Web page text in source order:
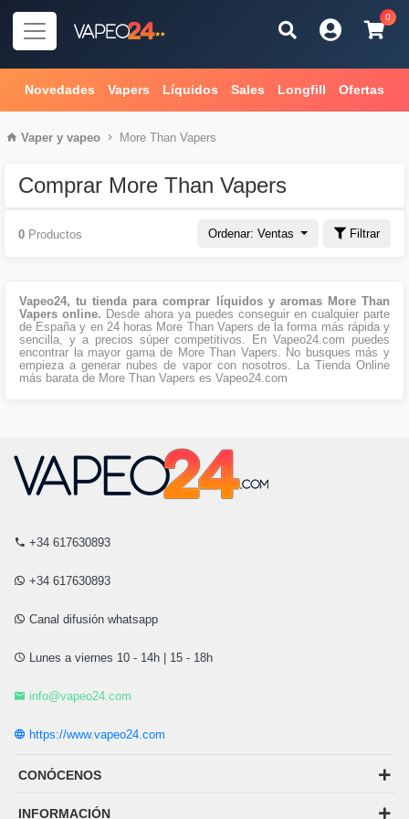
0
Novedades Vapers Líquidos Sales Longfill Ofertas
Vaper y vapeo More Than Vapers
Comprar More Than Vapers
Ordenar: Ventas Filtrar
0 Productos
Vapeo24, tu tienda para comprar líquidos y aromas More Than
Vapers online. Desde ahora ya puedes conseguir en cualquier parte
de España y en 24 horas More Than Vapers de la forma más rápida y
sencilla, y a precios súper competitivos. En Vapeo24.com puedes
encontrar la mayor gama de More Than Vapers. No busques más y
empieza a generar nubes de vapor con nosotros. La Tienda Online
más barata de More Than Vapers es Vapeo24.com
+34 617630893
+34 617630893
Canal difusión whatsapp
Lunes a viernes 10 - 14h | 15 - 18h
info@vapeo24.com
https://www.vapeo24.com
CONÓCENOS
INFORMACIÓN